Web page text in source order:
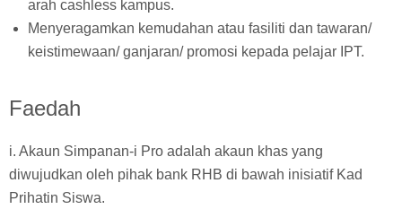
arah cashless kampus.
Menyeragamkan kemudahan atau fasiliti dan tawaran/
keistimewaan/ ganjaran/ promosi kepada pelajar IPT.
Faedah
i. Akaun Simpanan-i Pro adalah akaun khas yang
diwujudkan oleh pihak bank RHB di bawah inisiatif Kad
Prihatin Siswa.